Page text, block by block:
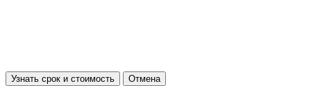
Узнать срок и стоимость Отмена